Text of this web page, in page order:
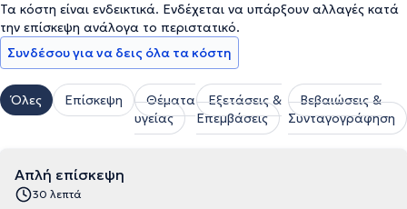
Τα κόστη είναι ενδεικτικά. Ενδέχεται να υπάρξουν αλλαγές κατά
την επίσκεψη ανάλογα το περιστατικό.
Συνδέσου για να δεις όλα τα κόστη
Όλες Επίσκεψη
Θέματα
υγείας
Εξετάσεις &
Επεμβάσεις
Βεβαιώσεις &
Συνταγογράφηση
Απλή επίσκεψη
30 λεπτά